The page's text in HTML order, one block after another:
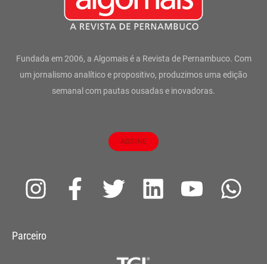
Fundada em 2006, a Algomais é a Revista de Pernambuco. Com
um jornalismo analítico e propositivo, produzimos uma edição
semanal com pautas ousadas e inovadoras.
ASSINE
I
s
F
a
T
t
L
Y
W
Parceiro